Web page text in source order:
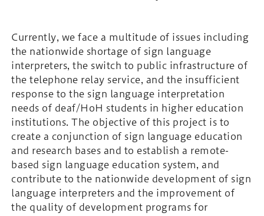
Currently, we face a multitude of issues including
the nationwide shortage of sign language
interpreters, the switch to public infrastructure of
the telephone relay service, and the insufficient
response to the sign language interpretation
needs of deaf/HoH students in higher education
institutions. The objective of this project is to
create a conjunction of sign language education
and research bases and to establish a remote-
based sign language education system, and
contribute to the nationwide development of sign
language interpreters and the improvement of
the quality of development programs for